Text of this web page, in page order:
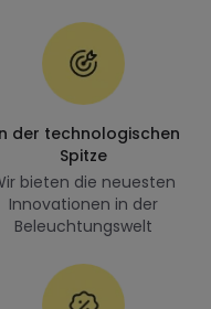
der technologischen
Spitze
bieten die neuesten
Innovationen in der
Beleuchtungswelt